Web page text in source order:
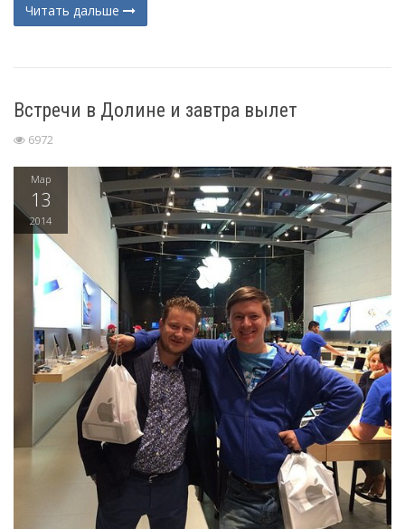
Читать дальше
Встречи в Долине и завтра вылет
6972
Мар
13
2014